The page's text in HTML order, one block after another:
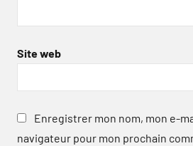
Site web
Enregistrer mon nom, mon e-
navigateur pour mon prochain